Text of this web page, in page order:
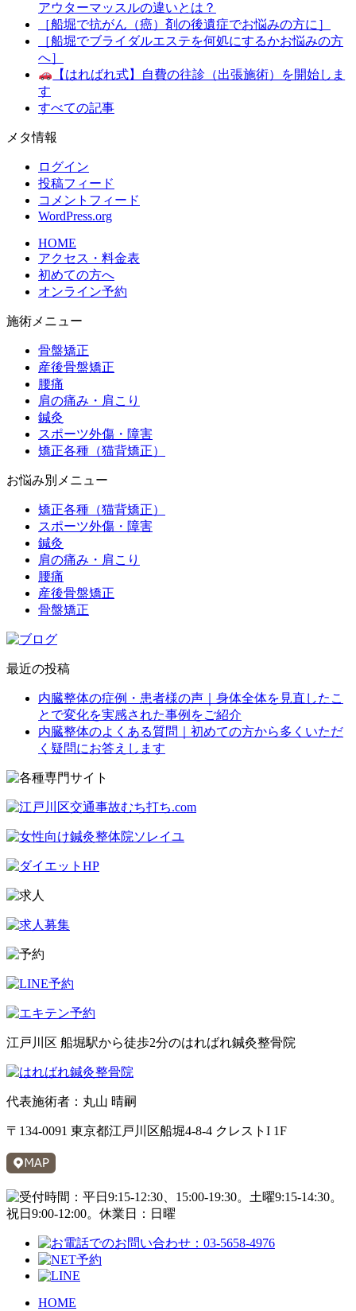
アウターマッスルの違いとは？
［船堀で抗がん（癌）剤の後遺症でお悩みの方に］
［船堀でブライダルエステを何処にするかお悩みの方
へ］
【はればれ式】自費の往診（出張施術）を開始しま
す
すべての記事
メタ情報
ログイン
投稿フィード
コメントフィード
WordPress.org
HOME
アクセス・料金表
初めての方へ
オンライン予約
施術メニュー
骨盤矯正
産後骨盤矯正
腰痛
肩の痛み・肩こり
鍼灸
スポーツ外傷・障害
矯正各種（猫背矯正）
お悩み別メニュー
矯正各種（猫背矯正）
スポーツ外傷・障害
鍼灸
肩の痛み・肩こり
腰痛
産後骨盤矯正
骨盤矯正
最近の投稿
内臓整体の症例・患者様の声｜身体全体を見直したこ
とで変化を実感された事例をご紹介
内臓整体のよくある質問｜初めての方から多くいただ
く疑問にお答えします
江戸川区 船堀駅から徒歩2分のはればれ鍼灸整骨院
代表施術者：丸山 晴嗣
〒134-0091 東京都江戸川区船堀4-8-4 クレストI 1F
HOME